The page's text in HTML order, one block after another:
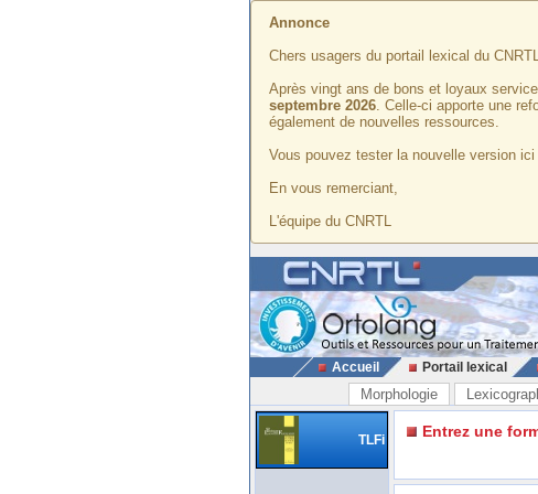
Annonce
Chers usagers du portail lexical du
Après vingt ans de bons et loyaux
septembre 2026. Celle-ci apporte une
également de nouvelles ressources.
Vous pouvez tester la nouvelle version ici
En vous remerciant,
L'équipe du CNRTL
Accueil Portail lexical
Morphologie
TLFi Entrez une